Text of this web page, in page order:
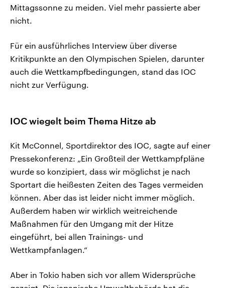
Mittagssonne zu meiden. Viel mehr passierte aber
nicht.
Für ein ausführliches Interview über diverse
Kritikpunkte an den Olympischen Spielen, darunter
auch die Wettkampfbedingungen, stand das IOC
nicht zur Verfügung.
IOC wiegelt beim Thema Hitze ab
Kit McConnel, Sportdirektor des IOC, sagte auf einer
Pressekonferenz: „Ein Großteil der Wettkampfpläne
wurde so konzipiert, dass wir möglichst je nach
Sportart die heißesten Zeiten des Tages vermeiden
können. Aber das ist leider nicht immer möglich.
Außerdem haben wir wirklich weitreichende
Maßnahmen für den Umgang mit der Hitze
eingeführt, bei allen Trainings- und
Wettkampfanlagen.“
Aber in Tokio haben sich vor allem Widersprüche